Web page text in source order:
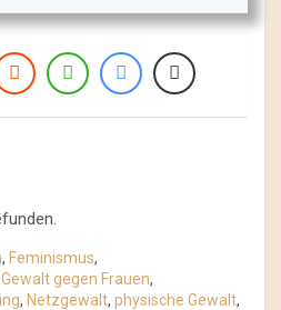
, Feminismus,
Gewalt gegen Frauen,
, Netzgewalt, physische Gewalt,